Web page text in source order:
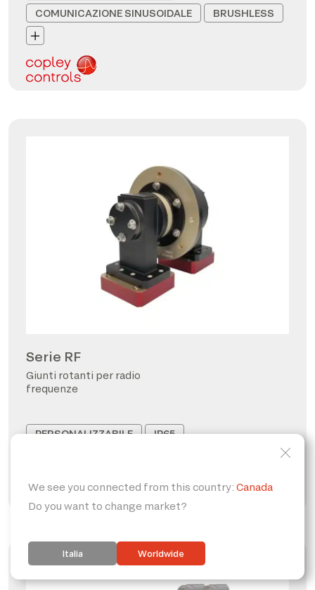
COMUNICAZIONE SINUSOIDALE
BRUSHLESS
Serie RF
Giunti rotanti per radio
frequenze
PERSONALIZZABILE
IP65